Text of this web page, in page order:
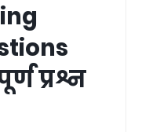
प्रश्न